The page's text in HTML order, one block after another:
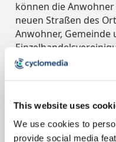
This website uses
We use cookies to
provide social media
können die
neuen Straßen des
Anwohner,
Stakeholder direkt in
einbezogen. Das
Stakeholdern auf